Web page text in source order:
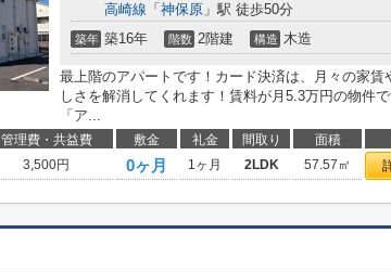
高崎線 「 神保原 」駅 徒歩50分
築年 築16年 階数 2階建 構造 木造
最上階のアパートです！カード決済は、月々の家賃
しさを解消してくれます！賃料が月5.3万円の物件
「ア...
管理費・共益費 敷金 礼金 間取り 面積
3,500円 0ヶ月 1ヶ月 2LDK 57.57㎡